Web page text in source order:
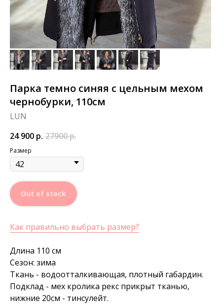
Парка темно синяя с цельным мехом
чернобурки, 110см
LUN
24 900 р. 27900р.
Размер
Out of stock
Как правильно выбрать размер?
Длина 110 см
Сезон: зима
Ткань - водоотталкивающая, плотный габардин.
Подклад - мех кролика рекс прикрыт тканью,
нижние 20см - тинсулейт.